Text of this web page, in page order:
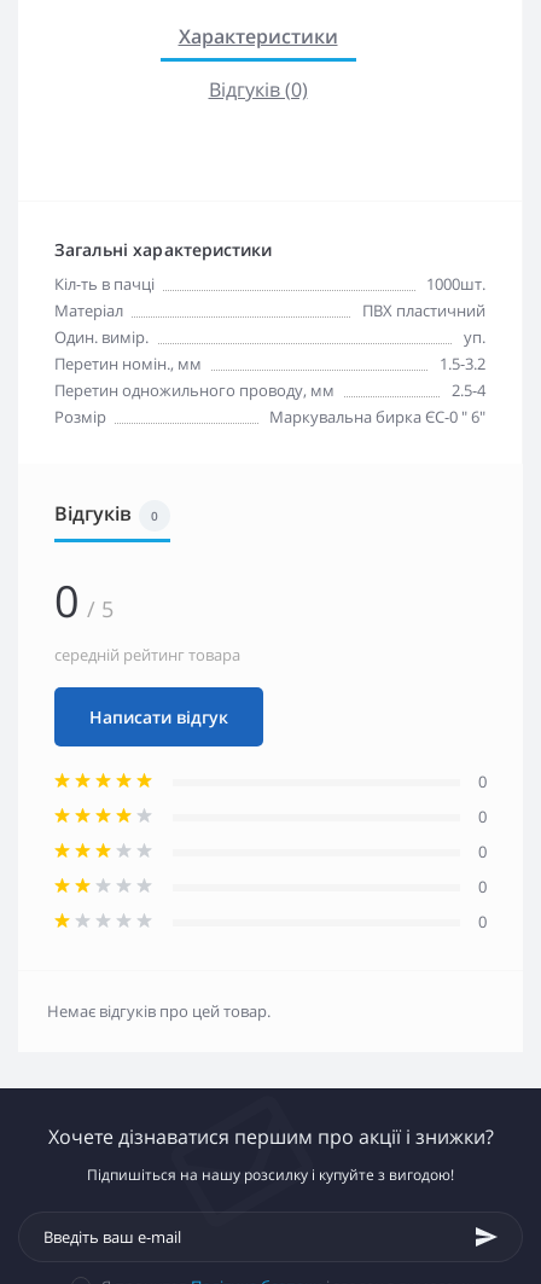
Характеристики
Відгуків (0)
Загальні характеристики
Кіл-ть в пачці
1000шт.
Матеріал
ПВХ пластичний
Один. вимір.
уп.
Перетин номін., мм
1.5-3.2
Перетин одножильного проводу, мм
2.5-4
Розмір
Маркувальна бирка ЄС-0 " 6"
Відгуків 0
0 / 5
середній рейтинг товара
Написати відгук
0
0
0
0
0
Немає відгуків про цей товар.
Хочете дізнаватися першим про акції і знижки?
Підпишіться на нашу розсилку і купуйте з вигодою!